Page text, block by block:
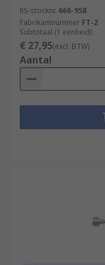
RS-stocknr. 666-958
Fabrikantnummer FT-2
Subtotaal (1 eenheid)
€ 27,95(excl. BTW)
Aantal